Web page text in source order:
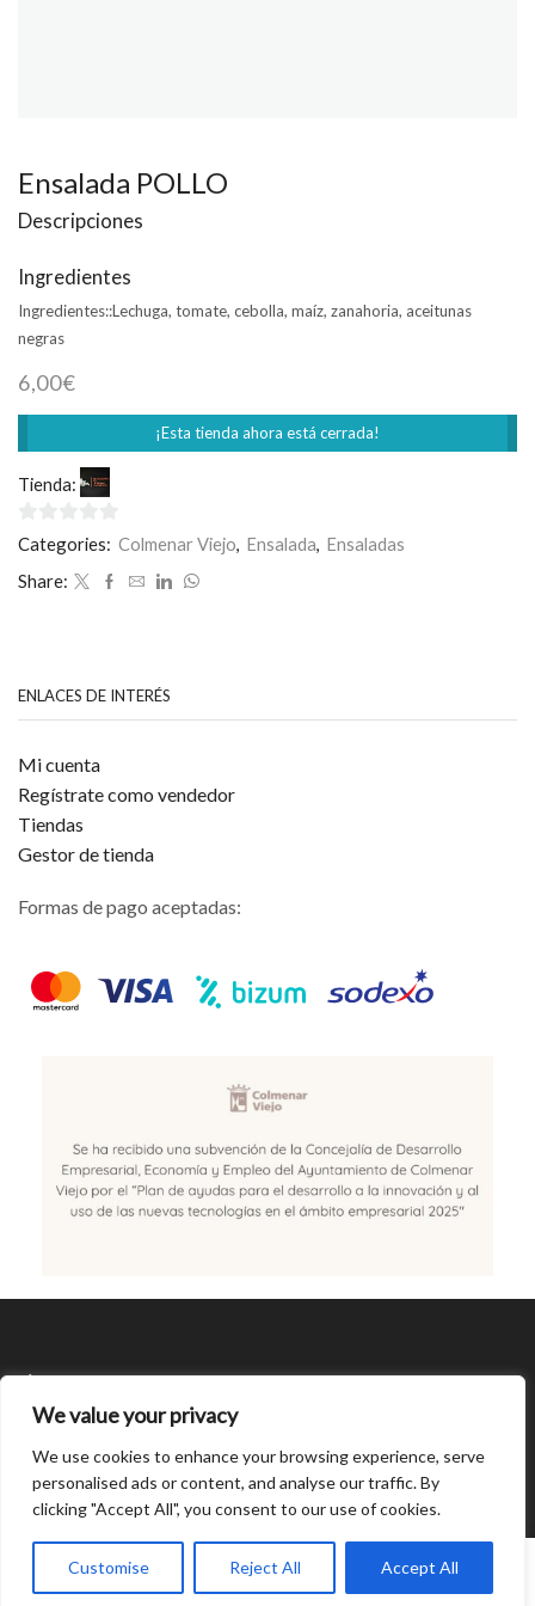
We value your privacy
We use cookies to enhance your browsing experience, serve
personalised ads or content, and analyse our traffic. By
clicking "Accept All", you consent to our use of cookies.
Customise Reject All Accept All
Ensalada POLLO
Descripciones
Ingredientes
Ingredientes::Lechuga, tomate, cebolla, maíz, zanahoria, aceitunas
negras
6,00€
¡Esta tienda ahora está cerrada!
Tienda:
0
5
Categories: Colmenar Viejo Ensalada Ensaladas
Share:
ENLACES DE INTERÉS
Mi cuenta
Regístrate como vendedor
Tiendas
Gestor de tienda
Formas de pago aceptadas:
© Created by 8theme- Power Elite ThemeForest Author.
Home INICIAR SESIÓN Cart